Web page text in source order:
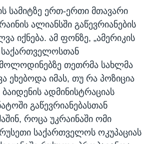
სამიტზე ერთ-ერთი მთავარი
ალიანსში გაწევრიანების
იქნება. ამ ფონზე, „ამერიკის
საქართველოსთან
თეთრმა სახლმა
ეხებოდა იმას, თუ რა პოზიცია
ადმინისტრაციას
გაწევრიანებასთან
როცა უკრაინაში ომი
საქართველოს ოკუპაციას